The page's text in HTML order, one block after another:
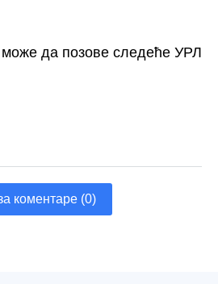
да позове следеће УРЛ
коментаре (0)